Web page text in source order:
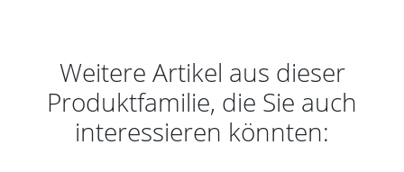
Weitere Artikel aus dieser
Produktfamilie, die Sie auch
interessieren könnten: